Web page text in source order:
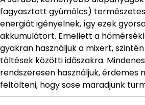
fagyasztott gyümölcs)
energiát igényelnek, így ezek
akkumulátort. Emellett a
gyakran használjuk a mixert,
töltések közötti időszakra.
rendszeresen használjuk, érdemes
feltölteni, hogy sose maradjunk